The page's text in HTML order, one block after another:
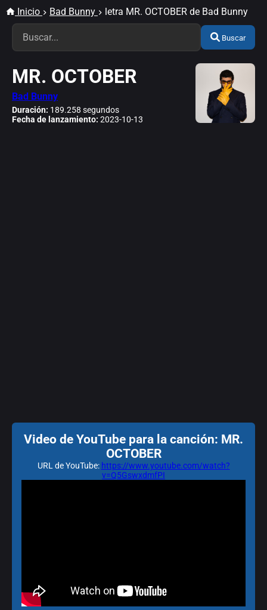
Inicio Bad Bunny letra MR. OCTOBER de Bad Bunny
Buscar
MR. OCTOBER
Bad Bunny
Duración: 189.258 segundos
Fecha de lanzamiento: 2023-10-13
Video de YouTube para la canción: MR.
OCTOBER
URL de YouTube: https://www.youtube.com/watch?
v=Q5GswxdmfPI